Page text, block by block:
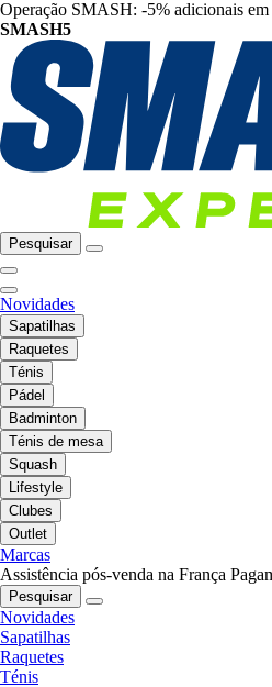
Operação SMASH: -5% adicionais
SMASH5
Pesquisar
Novidades
Sapatilhas
Raquetes
Ténis
Pádel
Badminton
Ténis de mesa
Squash
Lifestyle
Clubes
Outlet
Marcas
Assistência pós-venda na França
Pesquisar
Novidades
Sapatilhas
Raquetes
Ténis